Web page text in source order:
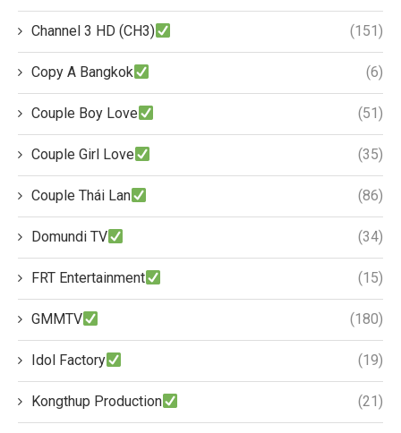
Channel 3 HD (CH3) (151)
Copy A Bangkok (6)
Couple Boy Love (51)
Couple Girl Love (35)
Couple Thái Lan (86)
Domundi TV (34)
FRT Entertainment (15)
GMMTV (180)
Idol Factory (19)
Kongthup Production (21)